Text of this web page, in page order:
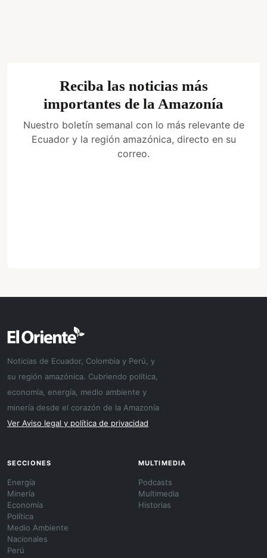
Reciba las noticias más
importantes de la Amazonía
Nuestro boletín semanal con lo más relevante de
Ecuador y la región amazónica, directo en su
correo.
Noticias de Ecuador, Colombia y Perú, y
su región amazónica. Cubriendo política,
economía, energía, medio ambiente y
minería desde el corazón de la Amazonía
Ver Aviso legal y política de privacidad
SECCIONES
Energía
Minería
Economía
Política
Medio Ambiente
Nacionales
Perú
MULTIMEDIA
Podcasts
Multimedia
Historias